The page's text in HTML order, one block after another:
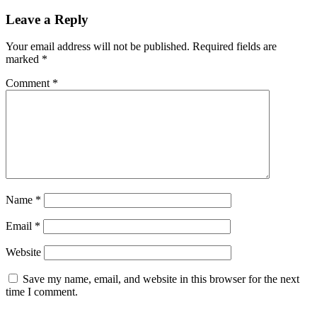
Leave a Reply
Your email address will not be published. Required fields are
marked *
Comment *
Name *
Email *
Website
Save my name, email, and website in this browser for the next
time I comment.